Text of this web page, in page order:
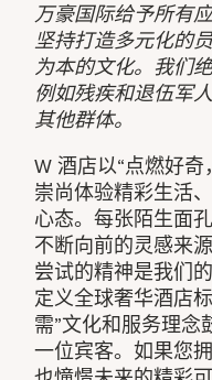
万豪国际给予所有
坚持打造多元化的
为本的文化。我们
例如残疾和退伍军
其他群体。
W 酒店以“点燃好
崇尚体验精彩生活
心态。每张陌生面
不断向前的灵感来
尝试的精神是我们
定义全球奢华酒店
需”文化和服务理念
一位宾客。如果您